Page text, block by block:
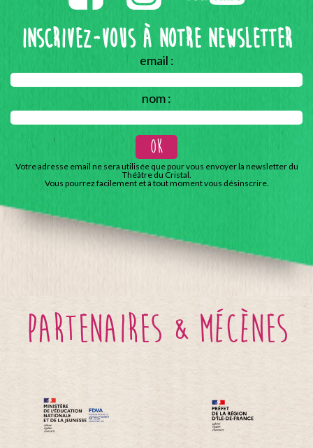
Inscrivez-vous à notre Newsletter
email :
nom :
Votre adresse email ne sera utilisée que pour vous envoyer la newsletter du
Théâtre du Cristal.
Vous pourrez facilement et à tout moment vous désinscrire.
partenaires & mécènes